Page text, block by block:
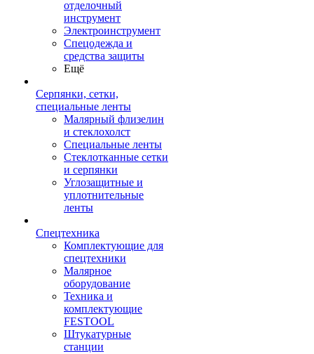
отделочный
инструмент
Электроинструмент
Спецодежда и
средства защиты
Ещё
Серпянки, сетки,
специальные ленты
Малярный флизелин
и стеклохолст
Специальные ленты
Стеклотканные сетки
и серпянки
Углозащитные и
уплотнительные
ленты
Спецтехника
Комплектующие для
спецтехники
Малярное
оборудование
Техника и
комплектующие
FESTOOL
Штукатурные
станции